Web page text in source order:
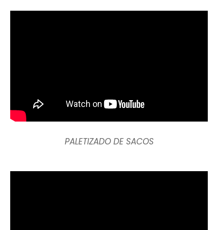
PALETIZADO DE SACOS